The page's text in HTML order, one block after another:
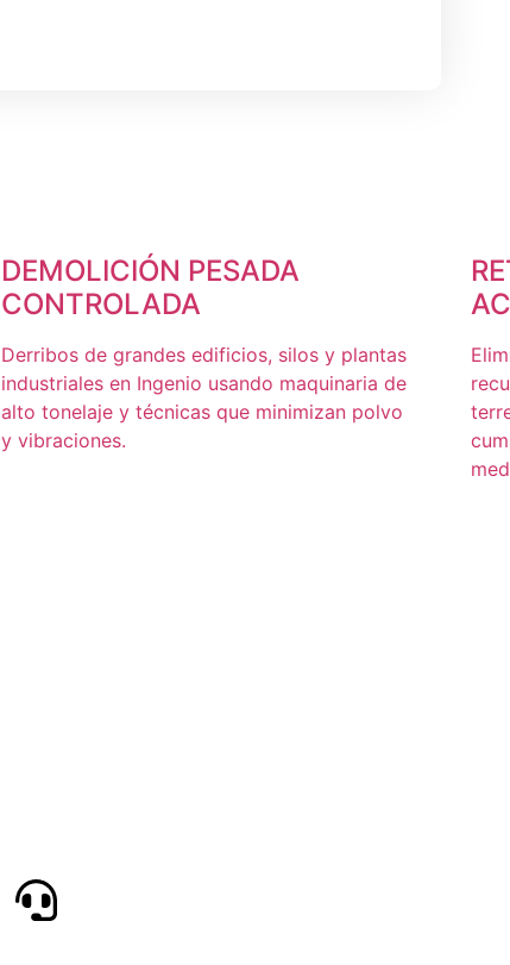
DEMOLICIÓN PESADA
CONTROLADA
Derribos de grandes edificios, silos y plantas
industriales en Ingenio usando maquinaria de
alto tonelaje y técnicas que minimizan polvo
y vibraciones.